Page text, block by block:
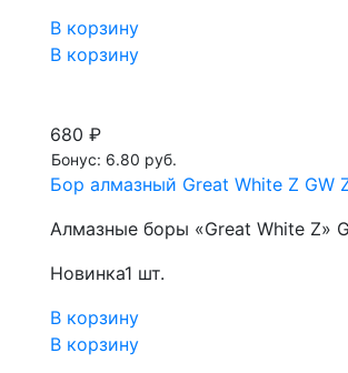
В корзину
В корзину
680 ₽
Бонус: 6.80 руб.
Бор алмазный Great White Z GW
Алмазные боры «Great White Z»
Новинка1 шт.
В корзину
В корзину